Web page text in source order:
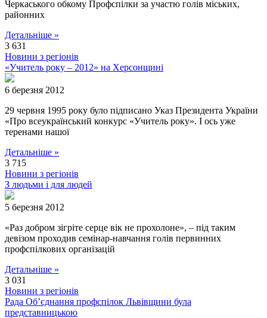
Черкаського обкому Профспілки за участю голів міських,
районних
Детальніше »
3 631
Новини з регіонів
«Учитель року – 2012» на Херсонщині
6 березня 2012
29 червня 1995 року було підписано Указ Президента України
«Про всеукраїнський конкурс «Учитель року». І ось уже
теренами нашої
Детальніше »
3 715
Новини з регіонів
З людьми і для людей
5 березня 2012
«Раз добром зігріте серце вік не прохолоне», – під таким
девізом проходив семінар-навчання голів первинних
профспілкових організацій
Детальніше »
3 031
Новини з регіонів
Рада Об’єднання профспілок Львівщини була
представницькою